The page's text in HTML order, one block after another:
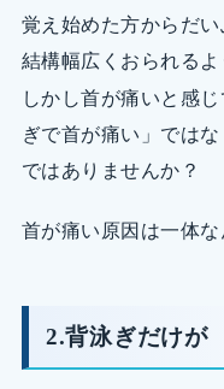
覚え始めた方からだ
結構幅広くおられるよ
しかし首が痛いと感
ぎで首が痛い」では
ではありませんか？
首が痛い原因は一体な
2.背泳ぎだけが